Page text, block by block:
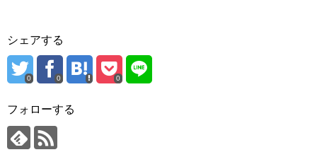
シェアする
0 0 0
フォローする